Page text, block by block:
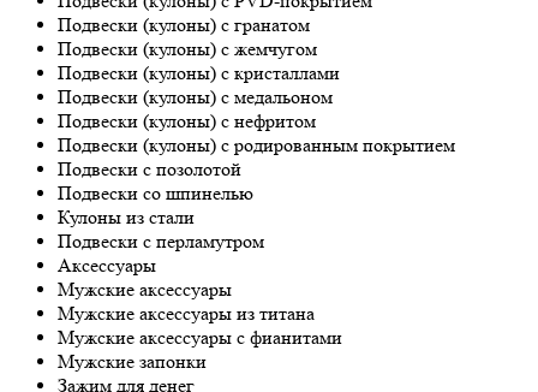
Подвески (кулоны) с гранатом
Подвески (кулоны) с жемчугом
Подвески (кулоны) с кристаллами
Подвески (кулоны) с медальоном
Подвески (кулоны) с нефритом
Подвески (кулоны) с родированным покрытием
Подвески с позолотой
Подвески со шпинелью
Кулоны из стали
Подвески с перламутром
Аксессуары
Мужские аксессуары
Мужские аксессуары из титана
Мужские аксессуары с фианитами
Мужские запонки
Зажим для денег